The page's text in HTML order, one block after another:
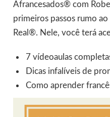
Afrancesados® com
primeiros passos rumo
Real®. Nele, você terá
7 vídeoaulas
Dicas infalíveis de
Como aprender